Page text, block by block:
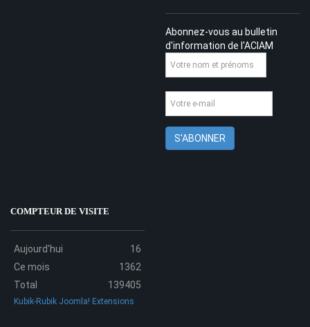
Abonnez-vous au bulletin
d'information de l'ACIAM
COMPTEUR DE VISITE
Aujourd'hui
16
Ce mois
1362
Total
139405
Kubik-Rubik Joomla! Extensions